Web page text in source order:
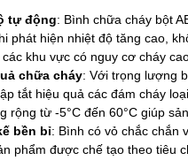
tự động: Bình chữa cháy bột
phát hiện nhiệt độ tăng cao,
các khu vực có nguy cơ cháy
chữa cháy: Với trọng lượng
tắt hiệu quả các đám cháy
rộng từ -5°C đến 60°C giúp
bền bỉ: Bình có vỏ chắc chắn
phẩm được chế tạo theo tiêu